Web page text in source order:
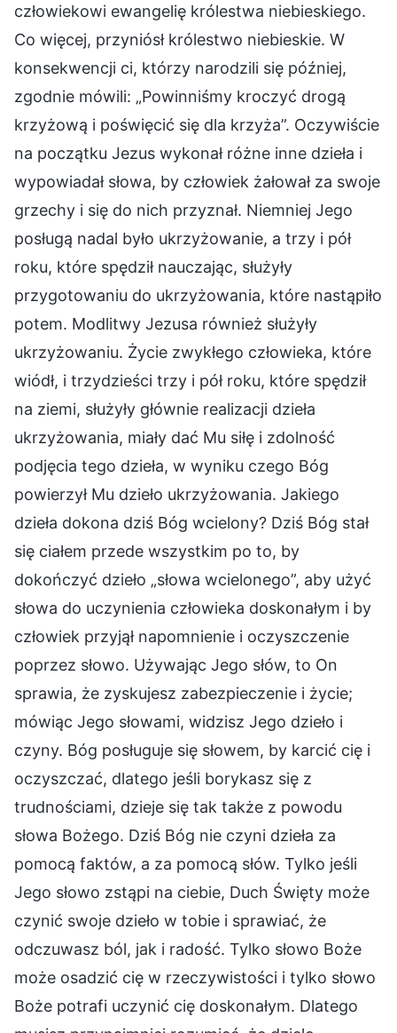
człowiekowi ewangelię królestwa niebieskiego.
Co więcej, przyniósł królestwo niebieskie. W
konsekwencji ci, którzy narodzili się później,
zgodnie mówili: „Powinniśmy kroczyć drogą
krzyżową i poświęcić się dla krzyża”. Oczywiście
na początku Jezus wykonał różne inne dzieła i
wypowiadał słowa, by człowiek żałował za swoje
grzechy i się do nich przyznał. Niemniej Jego
posługą nadal było ukrzyżowanie, a trzy i pół
roku, które spędził nauczając, służyły
przygotowaniu do ukrzyżowania, które nastąpiło
potem. Modlitwy Jezusa również służyły
ukrzyżowaniu. Życie zwykłego człowieka, które
wiódł, i trzydzieści trzy i pół roku, które spędził
na ziemi, służyły głównie realizacji dzieła
ukrzyżowania, miały dać Mu siłę i zdolność
podjęcia tego dzieła, w wyniku czego Bóg
powierzył Mu dzieło ukrzyżowania. Jakiego
dzieła dokona dziś Bóg wcielony? Dziś Bóg stał
się ciałem przede wszystkim po to, by
dokończyć dzieło „słowa wcielonego”, aby użyć
słowa do uczynienia człowieka doskonałym i by
człowiek przyjął napomnienie i oczyszczenie
poprzez słowo. Używając Jego słów, to On
sprawia, że zyskujesz zabezpieczenie i życie;
mówiąc Jego słowami, widzisz Jego dzieło i
czyny. Bóg posługuje się słowem, by karcić cię i
oczyszczać, dlatego jeśli borykasz się z
trudnościami, dzieje się tak także z powodu
słowa Bożego. Dziś Bóg nie czyni dzieła za
pomocą faktów, a za pomocą słów. Tylko jeśli
Jego słowo zstąpi na ciebie, Duch Święty może
czynić swoje dzieło w tobie i sprawiać, że
odczuwasz ból, jak i radość. Tylko słowo Boże
może osadzić cię w rzeczywistości i tylko słowo
Boże potrafi uczynić cię doskonałym. Dlatego